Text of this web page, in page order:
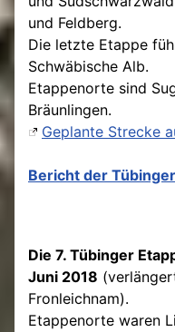
und Feldberg.
Die letzte Etappe
Schwäbische Alb.
Etappenorte sind
Bräunlingen.
Geplante Strecke
Bericht der
Die 7. Tübinger
Juni 2018
Fronleichnam).
Etappenorte waren